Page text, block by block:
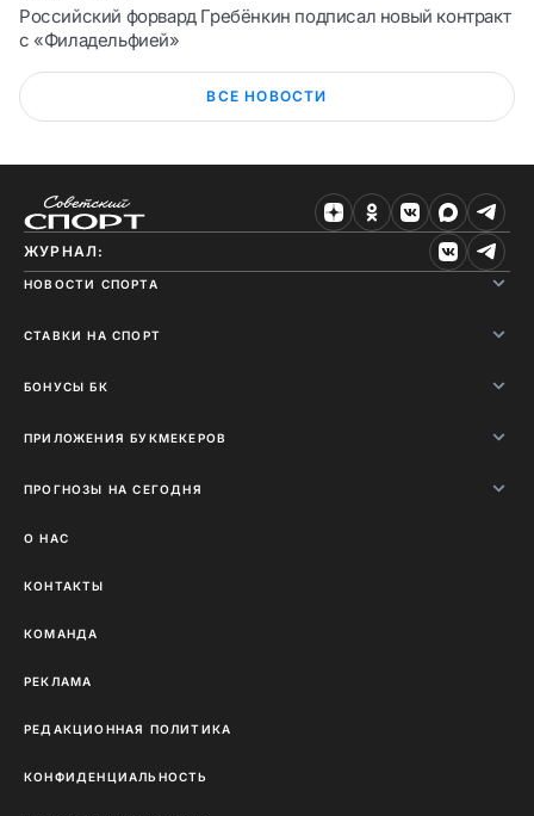
Российский форвард Гребёнкин подписал новый контракт
с «Филадельфией»
ВСЕ НОВОСТИ
ЖУРНАЛ:
НОВОСТИ СПОРТА
СТАВКИ НА СПОРТ
БОНУСЫ БК
ПРИЛОЖЕНИЯ БУКМЕКЕРОВ
ПРОГНОЗЫ НА СЕГОДНЯ
О НАС
КОНТАКТЫ
КОМАНДА
РЕКЛАМА
РЕДАКЦИОННАЯ ПОЛИТИКА
КОНФИДЕНЦИАЛЬНОСТЬ